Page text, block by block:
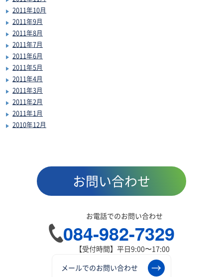
2011年10月
2011年9月
2011年8月
2011年7月
2011年6月
2011年5月
2011年4月
2011年3月
2011年2月
2011年1月
2010年12月
お問い合わせ
お電話でのお問い合わせ
084-982-7329
【受付時間】平日9:00〜17:00
メールでのお問い合わせ